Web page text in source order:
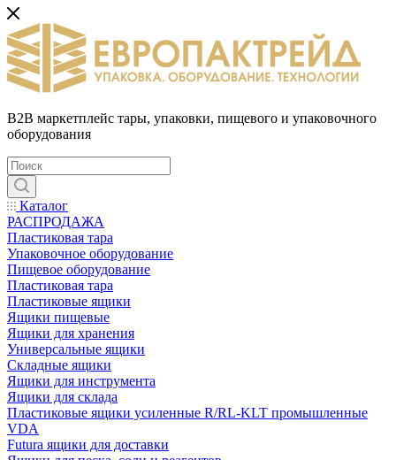
B2B маркетплейс тары, упаковки, пищевого и упаковочного
оборудования
Каталог
РАСПРОДАЖА
Пластиковая тара
Упаковочное оборудование
Пищевое оборудование
Пластиковая тара
Пластиковые ящики
Ящики пищевые
Ящики для хранения
Универсальные ящики
Складные ящики
Ящики для инструмента
Ящики для склада
Пластиковые ящики усиленные R/RL-KLT промышленные
VDA
Futura ящики для доставки